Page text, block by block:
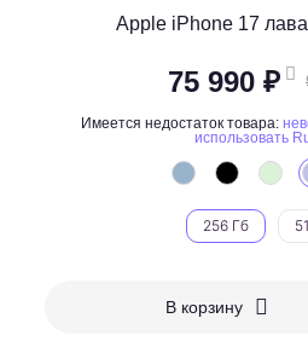
Apple iPhone 17
75 990 ₽
Имеется недостаток товара:
использовать
256 Гб
В корзину